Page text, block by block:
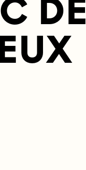
DE